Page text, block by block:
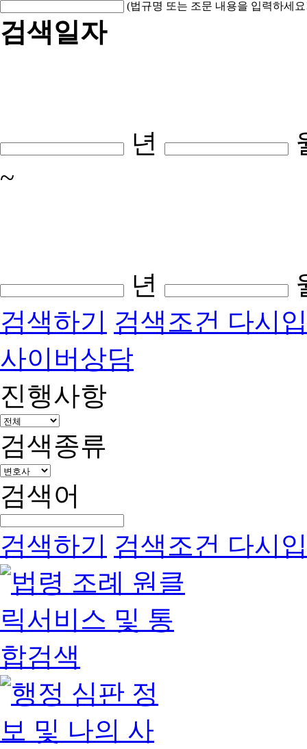
(법규명 또는 조문 내용을 입력하세
검색일자
년
~
년
검색하기 검색조건 다시
사이버상담
진행사항
검색종류
검색어
검색하기 검색조건 다시